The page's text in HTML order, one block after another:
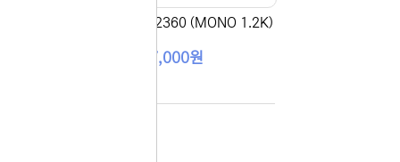
[맥스토너] TN-2360 (MONO 1.2K)
17,000원